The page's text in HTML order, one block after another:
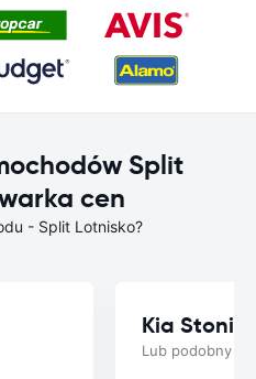
Split
cen
- Split Lotnisko?
Kia Stonic
Lub podobny